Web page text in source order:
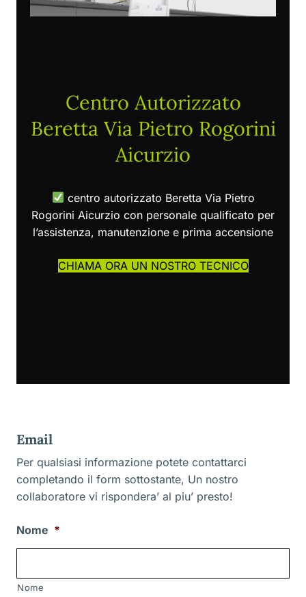
Centro Autorizzato
Beretta Via Pietro Rogorini
Aicurzio
centro autorizzato Beretta Via Pietro
Rogorini Aicurzio con personale qualificato per
l’assistenza, manutenzione e prima accensione
CHIAMA ORA UN NOSTRO TECNICO
Email
Per qualsiasi informazione potete contattarci
completando il form sottostante, Un nostro
collaboratore vi rispondera’ al piu’ presto!
Nome *
Nome